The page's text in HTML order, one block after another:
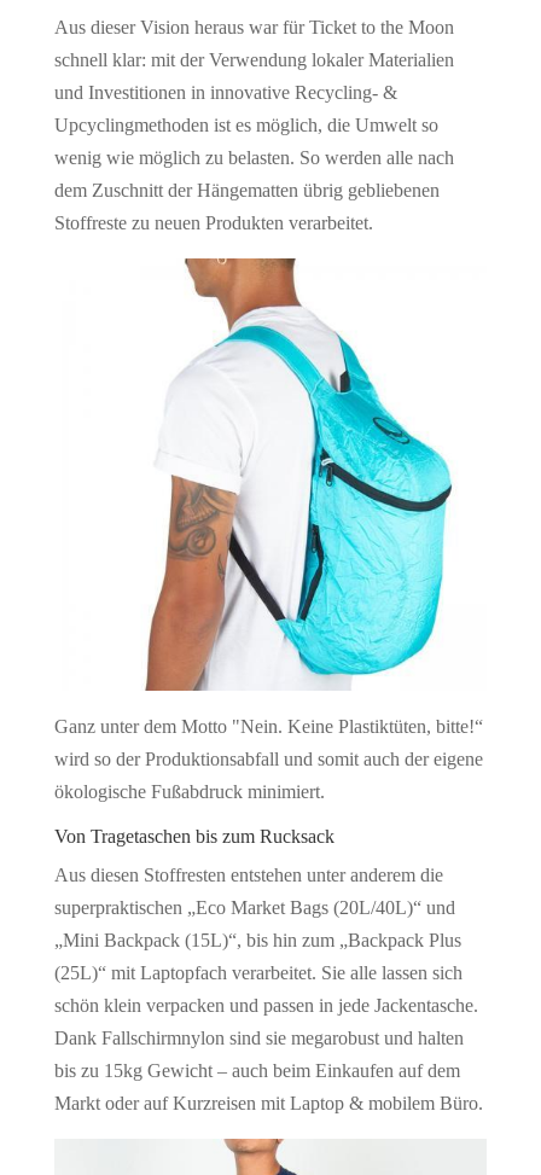
Aus dieser Vision heraus war für Ticket to the Moon
schnell klar: mit der Verwendung lokaler Materialien
und Investitionen in innovative Recycling- &
Upcyclingmethoden ist es möglich, die Umwelt so
wenig wie möglich zu belasten. So werden alle nach
dem Zuschnitt der Hängematten übrig gebliebenen
Stoffreste zu neuen Produkten verarbeitet.
Ganz unter dem Motto "Nein. Keine Plastiktüten, bitte!“
wird so der Produktionsabfall und somit auch der eigene
ökologische Fußabdruck minimiert.
Von Tragetaschen bis zum Rucksack
Aus diesen Stoffresten entstehen unter anderem die
superpraktischen „Eco Market Bags (20L/40L)“ und
„Mini Backpack (15L)“, bis hin zum „Backpack Plus
(25L)“ mit Laptopfach verarbeitet. Sie alle lassen sich
schön klein verpacken und passen in jede Jackentasche.
Dank Fallschirmnylon sind sie megarobust und halten
bis zu 15kg Gewicht – auch beim Einkaufen auf dem
Markt oder auf Kurzreisen mit Laptop & mobilem Büro.